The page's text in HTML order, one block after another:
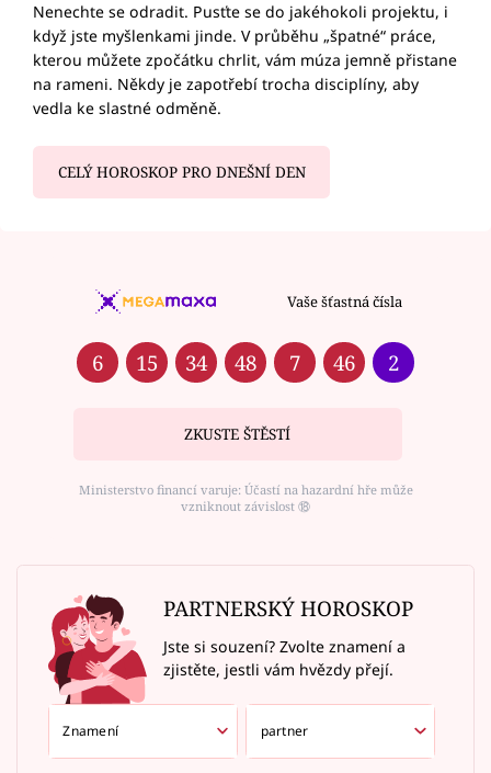
Nenechte se odradit. Pusťte se do jakéhokoli projektu, i
když jste myšlenkami jinde. V průběhu „špatné“ práce,
kterou můžete zpočátku chrlit, vám múza jemně přistane
na rameni. Někdy je zapotřebí trocha disciplíny, aby
vedla ke slastné odměně.
CELÝ HOROSKOP PRO DNEŠNÍ DEN
Vaše šťastná čísla
6 15 34 48 7 46 2
ZKUSTE ŠTĚSTÍ
Ministerstvo financí varuje: Účastí na hazardní hře může
vzniknout závislost ⑱
PARTNERSKÝ HOROSKOP
Jste si souzení? Zvolte znamení a
zjistěte, jestli vám hvězdy přejí.